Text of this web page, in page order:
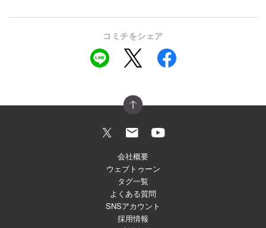
コミチをシェア
会社概要
ウェブトゥーン
タグ一覧
よくある質問
SNSアカウント
採用情報